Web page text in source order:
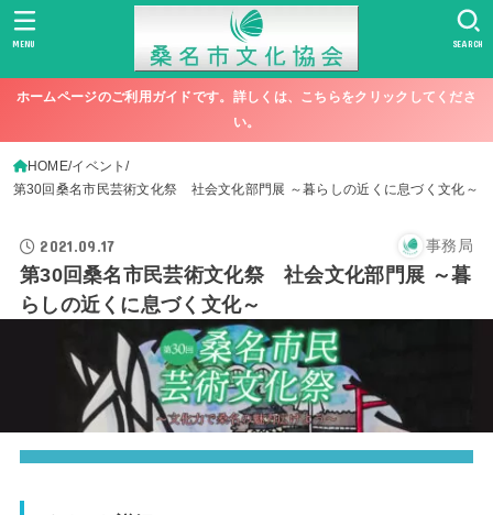
SEARCH
MENU
ホームページのご利用ガイドです。詳しくは、こちらをクリックしてくださ
い。
HOME イベント
第30回桑名市民芸術文化祭 社会文化部門展 ～暮らしの近くに息づく文化～
2021.09.17 事務局
第30回桑名市民芸術文化祭 社会文化部門展 ～暮
らしの近くに息づく文化～